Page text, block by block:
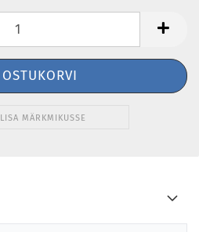
LISA MÄRKMIKUSSE